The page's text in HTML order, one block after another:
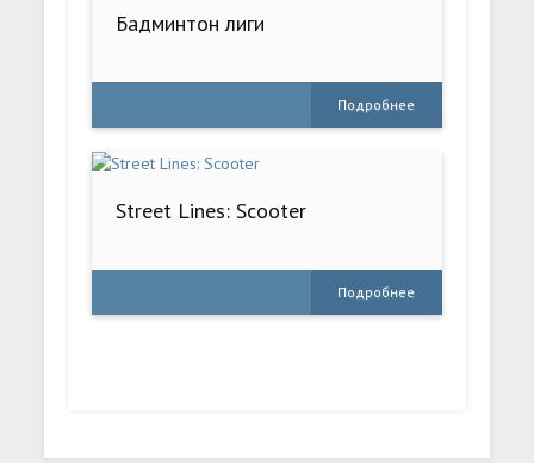
Бадминтон лиги
Подробнее
Street Lines: Scooter
Подробнее